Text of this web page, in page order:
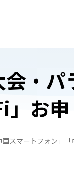
中
会・
」お
国スマートフォン」